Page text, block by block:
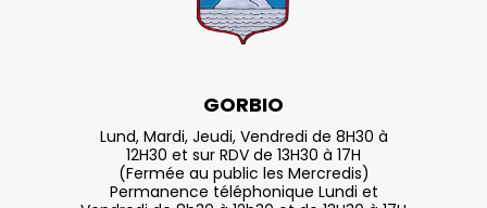
GORBIO
Lund, Mardi, Jeudi, Vendredi de 8H30 à
12H30 et sur RDV de 13H30 à 17H
(Fermée au public les Mercredis)
Permanence téléphonique Lundi et